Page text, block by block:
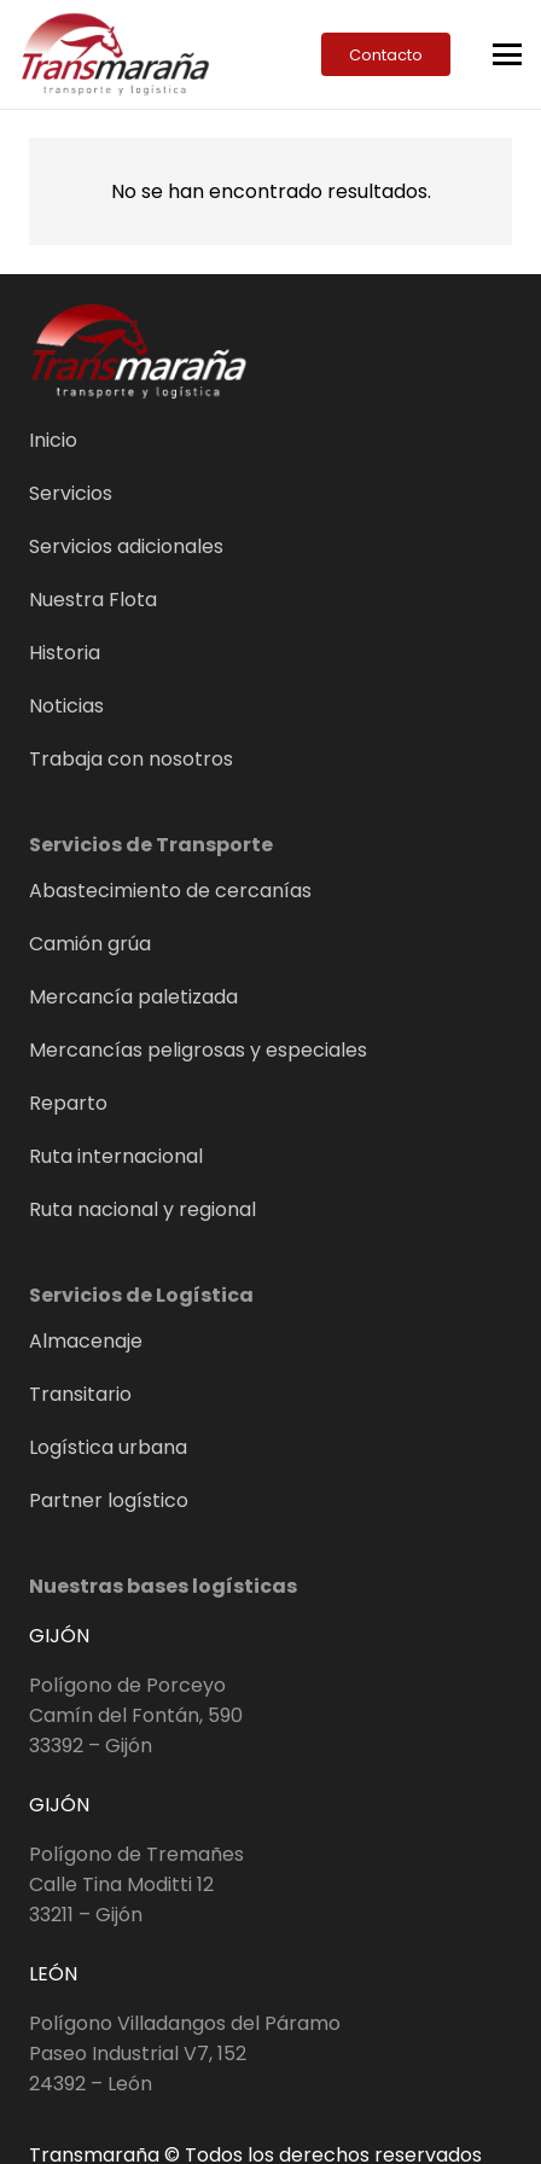
Contacto
No se han encontrado resultados.
Inicio
Servicios
Servicios adicionales
Nuestra Flota
Historia
Noticias
Trabaja con nosotros
Servicios de Transporte
Abastecimiento de cercanías
Camión grúa
Mercancía paletizada
Mercancías peligrosas y especiales
Reparto
Ruta internacional
Ruta nacional y regional
Servicios de Logística
Almacenaje
Transitario
Logística urbana
Partner logístico
Nuestras bases logísticas
GIJÓN
Polígono de Porceyo
Camín del Fontán, 590
33392 – Gijón
GIJÓN
Polígono de Tremañes
Calle Tina Moditti 12
33211 – Gijón
LEÓN
Polígono Villadangos del Páramo
Paseo Industrial V7, 152
24392 – León
Transmaraña © Todos los derechos reservados